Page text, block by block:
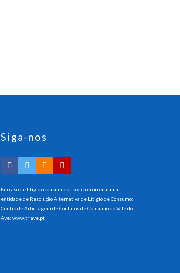
Siga-nos
Em caso de litígio o consumidor pode recorrer a uma
entidade de Resolução Alternativa de Litigio de Consumo:
Centro de Arbitragem de Conflitos de Consumo do Vale do
Ave: www.triave.pt